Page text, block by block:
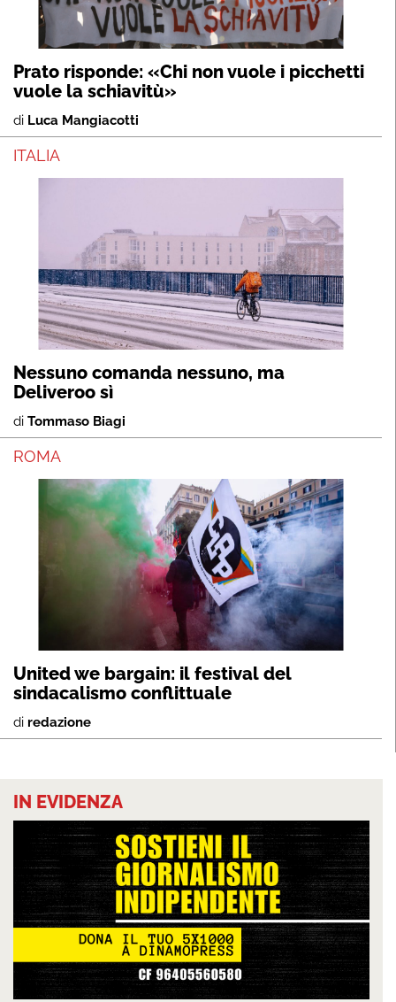
Prato risponde: «Chi non vuole i picchetti
vuole la schiavitù»
di Luca Mangiacotti
ITALIA
Nessuno comanda nessuno, ma
Deliveroo sì
di Tommaso Biagi
ROMA
United we bargain: il festival del
sindacalismo conflittuale
di redazione
IN EVIDENZA